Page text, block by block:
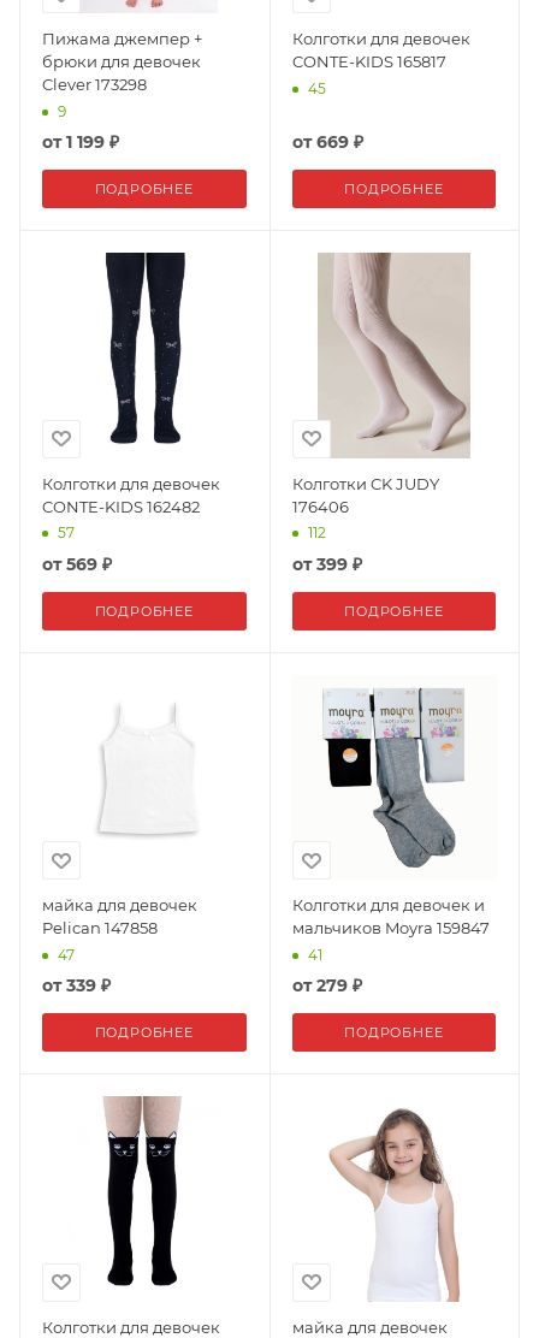
Пижама джемпер +
брюки для девочек
Clever 173298
9
от1 199 ₽
ПОДРОБНЕЕ
Колготки для девочек
CONTE-KIDS 165817
45
от669 ₽
ПОДРОБНЕЕ
Колготки для девочек
CONTE-KIDS 162482
57
от569 ₽
ПОДРОБНЕЕ
Колготки CK JUDY
176406
112
от399 ₽
ПОДРОБНЕЕ
майка для девочек
Pelican 147858
47
от339 ₽
ПОДРОБНЕЕ
Колготки для девочек и
мальчиков Moyra 159847
41
от279 ₽
ПОДРОБНЕЕ
Колготки для девочек
майка для девочек